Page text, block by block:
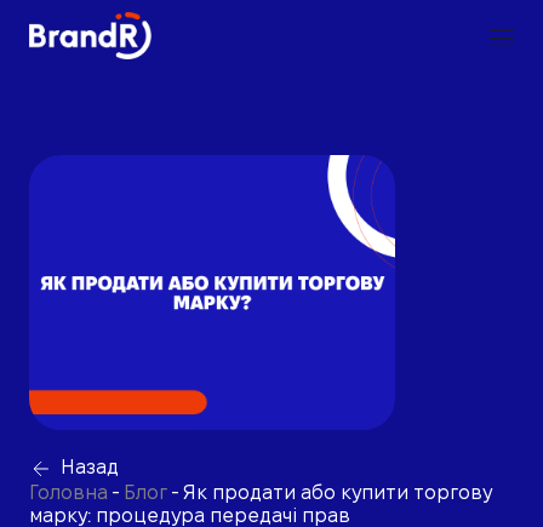
Назад
Головна - Блог - Як продати або купити торгову
марку: процедура передачі прав